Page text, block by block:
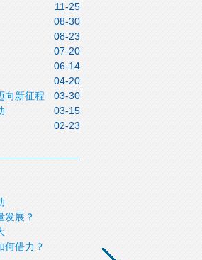
11-25
08-30
08-23
07-20
06-14
04-20
03-30
向新征程
03-15
02-23
发展？
何借力？